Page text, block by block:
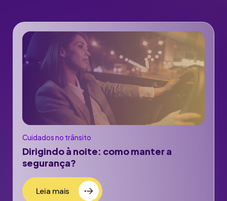
Cuidados no trânsito
Dirigindo à noite: como manter a
segurança?
Leia mais